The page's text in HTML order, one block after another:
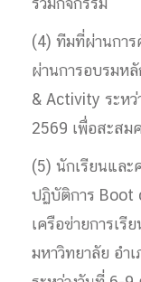
(4) ทีมที่ผ่านกา
ผ่านการอบรมห
& Activity ระห
2569 เพื่อสะสม
(5) นักเรียนและ
ปฏิบัติการ Boot
เครือข่ายการเ
มหาวิทยาลัย อำ